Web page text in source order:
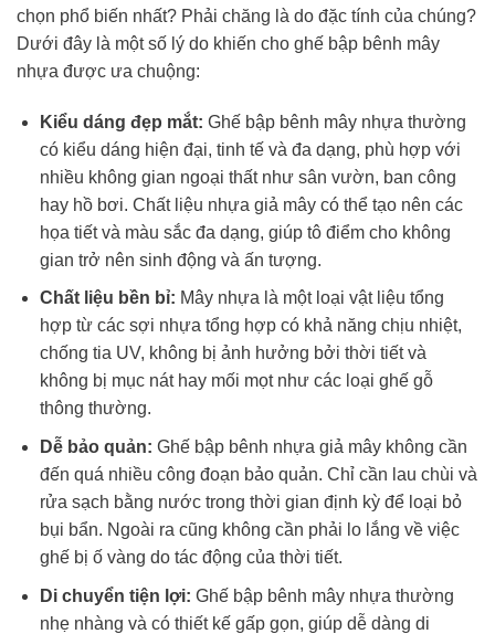
chọn phổ biến nhất? Phải chăng là do đặc tính của chúng?
Dưới đây là một số lý do khiến cho ghế bập bênh mây
nhựa được ưa chuộng:
Kiểu dáng đẹp mắt: Ghế bập bênh mây nhựa thường
có kiểu dáng hiện đại, tinh tế và đa dạng, phù hợp với
nhiều không gian ngoại thất như sân vườn, ban công
hay hồ bơi. Chất liệu nhựa giả mây có thể tạo nên các
họa tiết và màu sắc đa dạng, giúp tô điểm cho không
gian trở nên sinh động và ấn tượng.
Chất liệu bền bỉ: Mây nhựa là một loại vật liệu tổng
hợp từ các sợi nhựa tổng hợp có khả năng chịu nhiệt,
chống tia UV, không bị ảnh hưởng bởi thời tiết và
không bị mục nát hay mối mọt như các loại ghế gỗ
thông thường.
Dễ bảo quản: Ghế bập bênh nhựa giả mây không cần
đến quá nhiều công đoạn bảo quản. Chỉ cần lau chùi và
rửa sạch bằng nước trong thời gian định kỳ để loại bỏ
bụi bẩn. Ngoài ra cũng không cần phải lo lắng về việc
ghế bị ố vàng do tác động của thời tiết.
Di chuyển tiện lợi: Ghế bập bênh mây nhựa thường
nhẹ nhàng và có thiết kế gấp gọn, giúp dễ dàng di